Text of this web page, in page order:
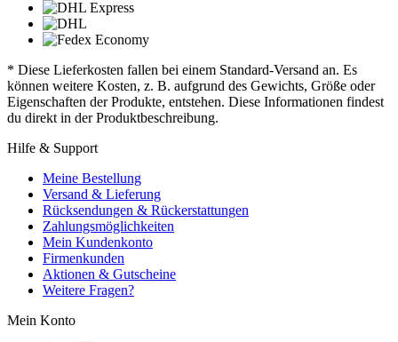
* Diese Lieferkosten fallen bei einem Standard-Versand an. Es
können weitere Kosten, z. B. aufgrund des Gewichts, Größe oder
Eigenschaften der Produkte, entstehen. Diese Informationen findest
du direkt in der Produktbeschreibung.
Hilfe & Support
Meine Bestellung
Versand & Lieferung
Rücksendungen & Rückerstattungen
Zahlungsmöglichkeiten
Mein Kundenkonto
Firmenkunden
Aktionen & Gutscheine
Weitere Fragen?
Mein Konto